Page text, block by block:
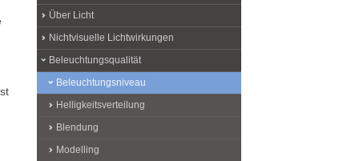
Über Licht
Nichtvisuelle Lichtwirkungen
Beleuchtungsqualität
Beleuchtungsniveau
Helligkeitsverteilung
Blendung
Modelling